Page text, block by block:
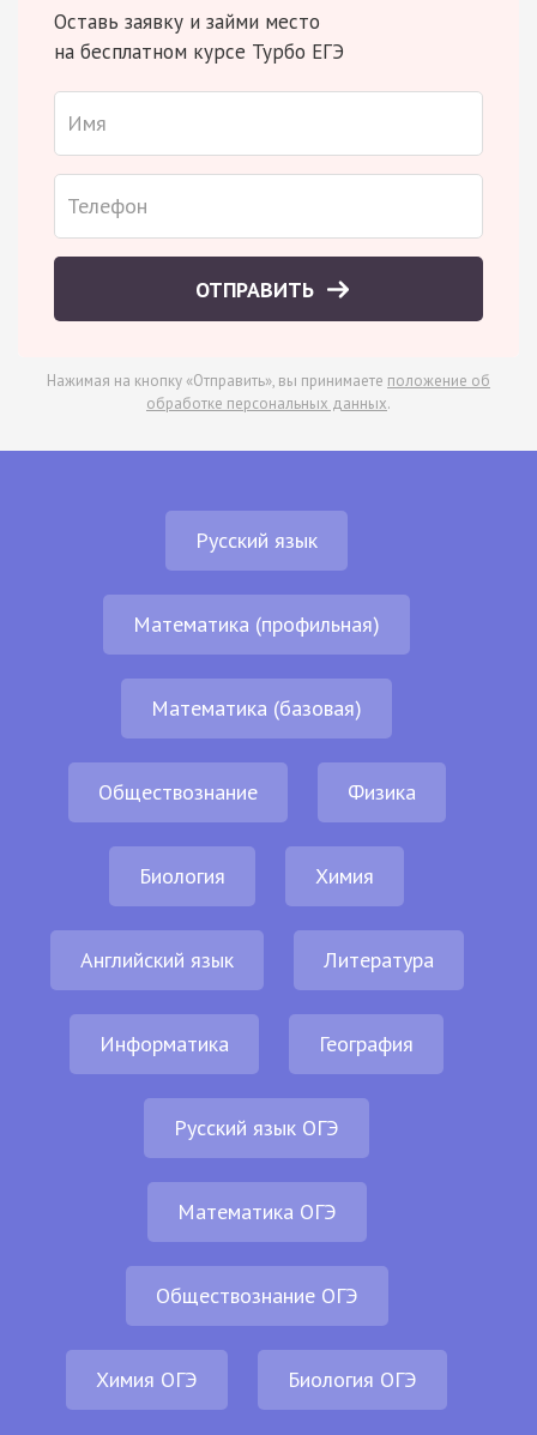
Оставь заявку и займи место
на бесплатном курсе Турбо ЕГЭ
ОТПРАВИТЬ
Нажимая на кнопку «Отправить», вы принимаете положение об
обработке персональных данных.
Русский язык
Математика (профильная)
Математика (базовая)
Обществознание Физика
Биология Химия
Английский язык Литература
Информатика География
Русский язык ОГЭ
Математика ОГЭ
Обществознание ОГЭ
Химия ОГЭ Биология ОГЭ